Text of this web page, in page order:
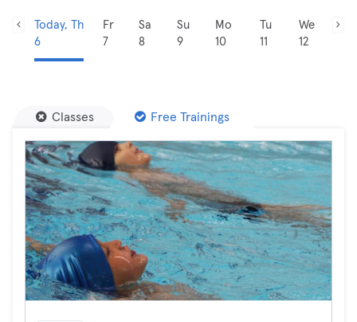
Today, Th
6
Fr
7
Sa
8
Su
9
Mo
10
Tu
11
We
12
Classes Free Trainings